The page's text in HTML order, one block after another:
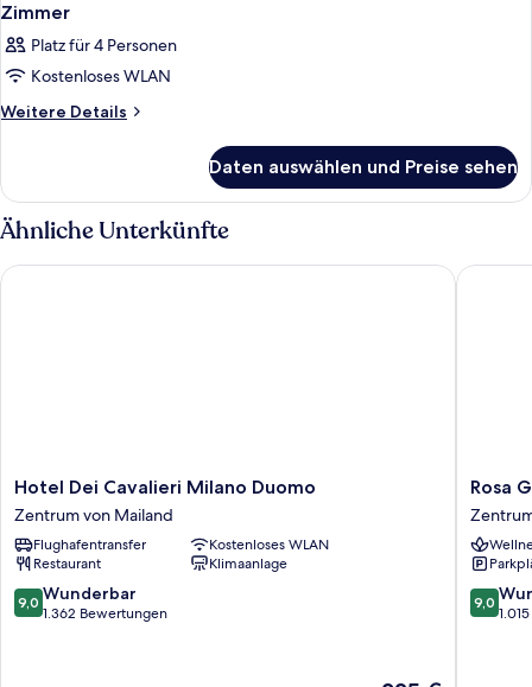
Zimmer
Platz für 4 Personen
Kostenloses WLAN
Weitere Details
Weitere
Daten auswählen und Preise sehen
Ähnliche Unterkünfte
Hotel
Dei
Cavalieri
Milano
Duomo
Zentrum
von
Hotel Dei Cavalieri Milano Duomo
Zentrum von Mailand
Flughafentransfer
Kostenloses WLAN
Restaurant
Klimaanlage
9.0
von
9,0 Wunderbar
1.362 Bewertungen
Hotel Dei Cavalieri Milano Duomo
Rosa
Grand
Milano
-
Rosa
9.0
von
9,0
Rosa